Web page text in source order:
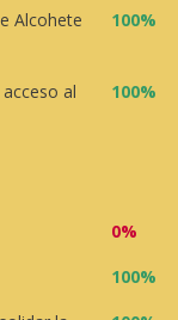
Alcohete
100%
al
100%
0%
100%